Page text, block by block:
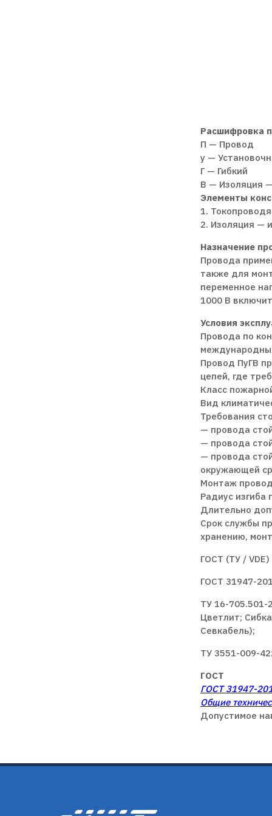
Расшифровка
П — Провод
у —
Г — Гибкий
В — Изоляция
Элементы
1.
2. Изоляция —
Назначение
Провода
также для
переменное
1000 В
Условия
Провода по
Провод ПуГВ
цепей, где
Класс
Вид
Требования
— провода
— провода
— провода
окружающей
Монтаж
Радиус изгиба
Длительно
Срок службы
хранению,
ГОСТ (ТУ /
ГОСТ 31947-
ТУ 16-705.501-
Цветлит;
Севкабель);
ТУ 3551-009-
ГОСТ
ГОСТ 31947-
Общие
Допустимое